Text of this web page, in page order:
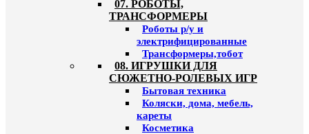
07. РОБОТЫ,
ТРАНСФОРМЕРЫ
Роботы р/у и
электрифицированные
Трансформеры,тобот
08. ИГРУШКИ ДЛЯ
СЮЖЕТНО-РОЛЕВЫХ ИГР
Бытовая техника
Коляски, дома, мебель,
кареты
Косметика